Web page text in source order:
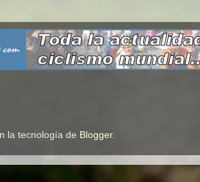
la tecnología de Blogger.